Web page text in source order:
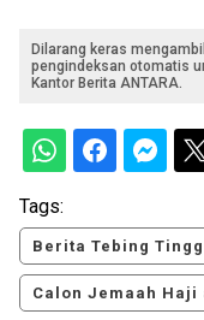
Dilarang keras
pengindeksan otomatis
Kantor Berita ANTARA.
Tags:
Berita Tebing
Calon Jemaah